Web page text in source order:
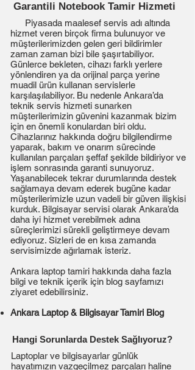
Garantili Notebook Tamir Hizmeti
Piyasada maalesef servis adı altında
hizmet veren birçok firma bulunuyor ve
müşterilerimizden gelen geri bildirimler
zaman zaman bizi bile şaşırtabiliyor.
Günlerce bekleten, cihazı farklı yerlere
yönlendiren ya da orijinal parça yerine
muadil ürün kullanan servislerle
karşılaşılabiliyor. Bu nedenle Ankara’da
teknik servis hizmeti sunarken
müşterilerimizin güvenini kazanmak bizim
için en önemli konulardan biri oldu.
Cihazlarınız hakkında doğru bilgilendirme
yaparak, bakım ve onarım sürecinde
kullanılan parçaları şeffaf şekilde bildiriyor ve
işlem sonrasında garanti sunuyoruz.
Yaşanabilecek tekrar durumlarında destek
sağlamaya devam ederek bugüne kadar
müşterilerimizle uzun vadeli bir güven ilişkisi
kurduk. Bilgisayar servisi olarak Ankara’da
daha iyi hizmet verebilmek adına
süreçlerimizi sürekli geliştirmeye devam
ediyoruz. Sizleri de en kısa zamanda
servisimizde ağırlamak isteriz.
Ankara laptop tamiri hakkında daha fazla
bilgi ve teknik içerik için blog sayfamızı
ziyaret edebilirsiniz.
Ankara Laptop & Bilgisayar Tamiri Blog
Hangi Sorunlarda Destek Sağlıyoruz?
Laptoplar ve bilgisayarlar günlük
hayatımızın vazgeçilmez parçaları haline